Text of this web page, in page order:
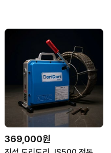
369,000원